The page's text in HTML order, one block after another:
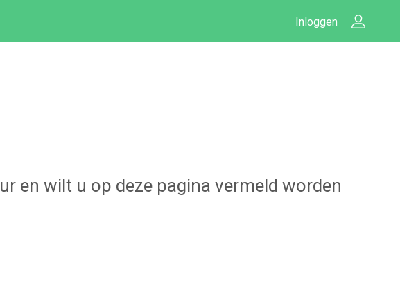
Inloggen
en wilt u op deze pagina vermeld worden